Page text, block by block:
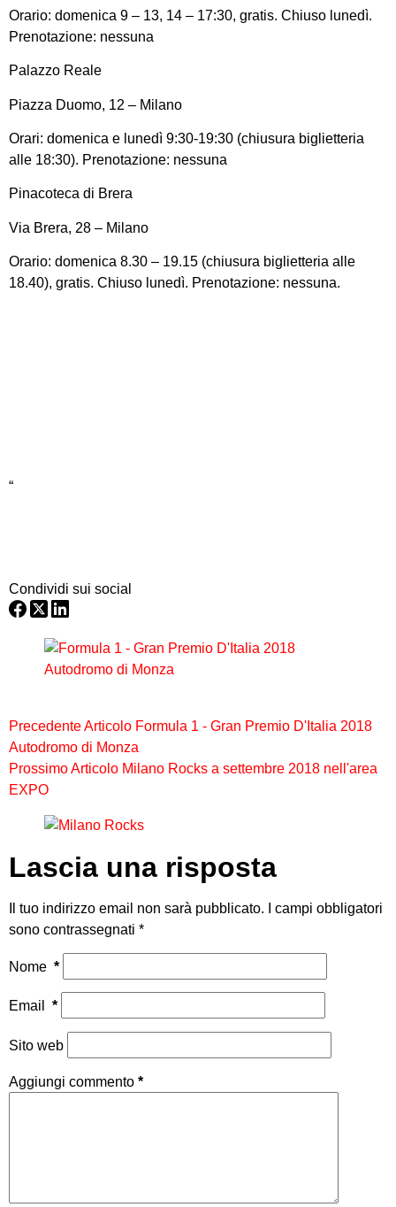
Orario: domenica 9 – 13, 14 – 17:30, gratis. Chiuso lunedì.
Prenotazione: nessuna
Palazzo Reale
Piazza Duomo, 12 – Milano
Orari: domenica e lunedì 9:30-19:30 (chiusura biglietteria
alle 18:30). Prenotazione: nessuna
Pinacoteca di Brera
Via Brera, 28 – Milano
Orario: domenica 8.30 – 19.15 (chiusura biglietteria alle
18.40), gratis. Chiuso lunedì. Prenotazione: nessuna.
“
Condividi sui social
PrecedenteArticolo Formula 1 - Gran Premio D'Italia 2018
Autodromo di Monza
ProssimoArticolo Milano Rocks a settembre 2018 nell'area
EXPO
Lascia una risposta
Il tuo indirizzo email non sarà pubblicato.
I campi obbligatori
sono contrassegnati *
Nome *
Email *
Sito web
Aggiungi commento *